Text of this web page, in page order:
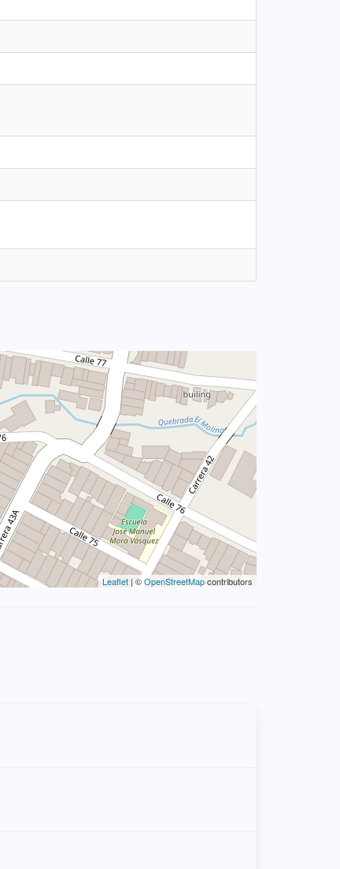
Leaflet | ©OpenStreetMapcontributors